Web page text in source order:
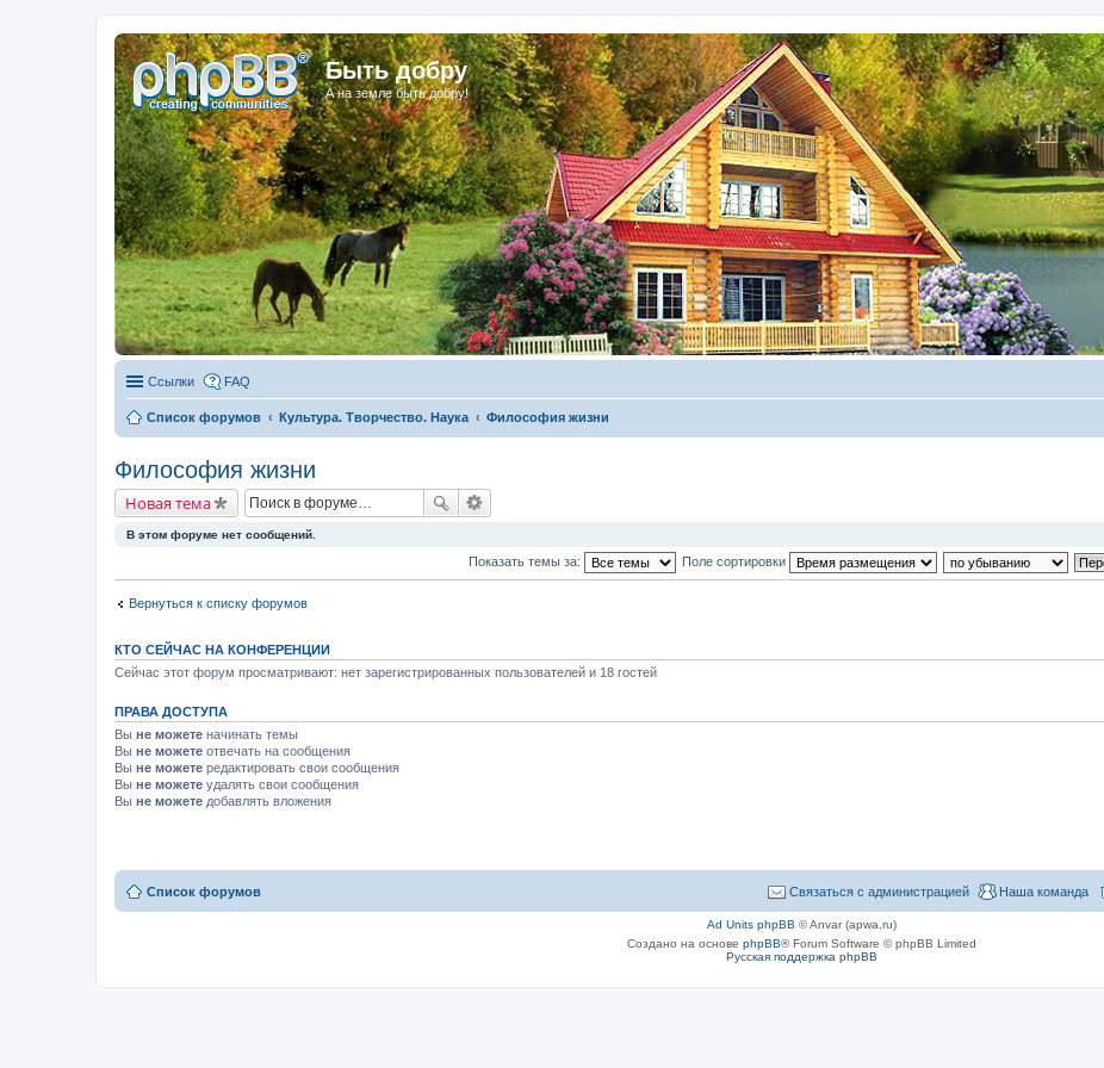
Быть добру
А на земле быть добру!
Ссылки FAQ
Список форумов Культура. Творчество. Наука Философия жизни
Философия жизни
Новая тема
В этом форуме нет сообщений.
Показать темы за: Поле сортировки
Вернуться к списку форумов
КТО СЕЙЧАС НА КОНФЕРЕНЦИИ
Сейчас этот форум просматривают: нет зарегистрированных пользователей и 18 гостей
ПРАВА ДОСТУПА
Вы не можете начинать темы
Вы не можете отвечать на сообщения
Вы не можете редактировать свои сообщения
Вы не можете удалять свои сообщения
Вы не можете добавлять вложения
Список форумов Наша команда
Связаться с администрацией
Ad Units phpBB © Anvar (apwa.ru)
Создано на основе phpBB® Forum Software © phpBB Limited
Русская поддержка phpBB